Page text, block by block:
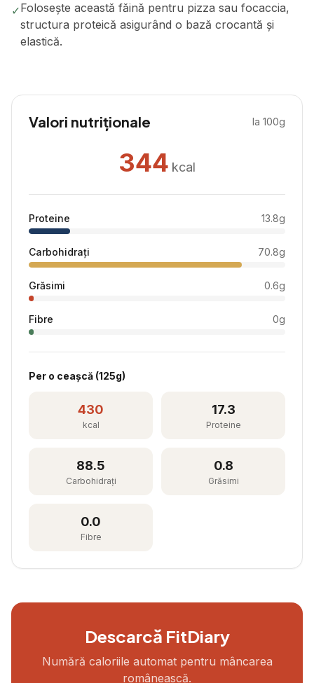
✓Folosește această făină pentru pizza sau focaccia,
structura proteică asigurând o bază crocantă și
elastică.
Valori nutriționale la 100g
344 kcal
Proteine 13.8g
Carbohidrați 70.8g
Grăsimi 0.6g
Fibre 0g
Per o ceașcă (125g)
430
kcal
17.3
Proteine
88.5
Carbohidrați
0.8
Grăsimi
0.0
Fibre
Descarcă FitDiary
Numără caloriile automat pentru mâncarea
românească.